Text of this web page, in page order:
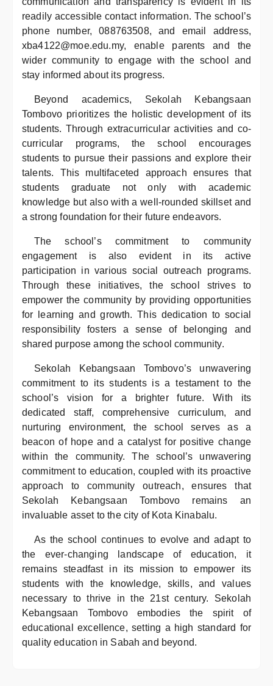
readily accessible contact information. The school’s
phone number, 088763508, and email address,
xba4122@moe.edu.my, enable parents and the
wider community to engage with the school and
stay informed about its progress.
Beyond academics, Sekolah Kebangsaan
Tombovo prioritizes the holistic development of its
students. Through extracurricular activities and co-
curricular programs, the school encourages
students to pursue their passions and explore their
talents. This multifaceted approach ensures that
students graduate not only with academic
knowledge but also with a well-rounded skillset and
a strong foundation for their future endeavors.
The school’s commitment to community
engagement is also evident in its active
participation in various social outreach programs.
Through these initiatives, the school strives to
empower the community by providing opportunities
for learning and growth. This dedication to social
responsibility fosters a sense of belonging and
shared purpose among the school community.
Sekolah Kebangsaan Tombovo’s unwavering
commitment to its students is a testament to the
school’s vision for a brighter future. With its
dedicated staff, comprehensive curriculum, and
nurturing environment, the school serves as a
beacon of hope and a catalyst for positive change
within the community. The school’s unwavering
commitment to education, coupled with its proactive
approach to community outreach, ensures that
Sekolah Kebangsaan Tombovo remains an
invaluable asset to the city of Kota Kinabalu.
As the school continues to evolve and adapt to
the ever-changing landscape of education, it
remains steadfast in its mission to empower its
students with the knowledge, skills, and values
necessary to thrive in the 21st century. Sekolah
Kebangsaan Tombovo embodies the spirit of
educational excellence, setting a high standard for
quality education in Sabah and beyond.